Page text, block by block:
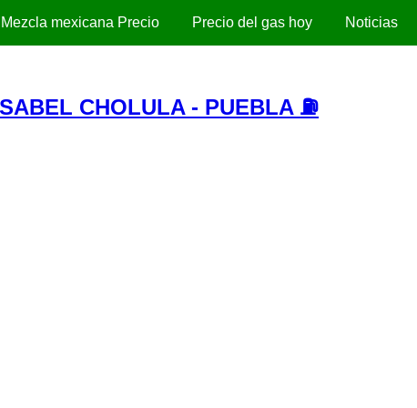
Mezcla mexicana Precio Precio del gas hoy Noticias
CHOLULA - PUEBLA ⛽